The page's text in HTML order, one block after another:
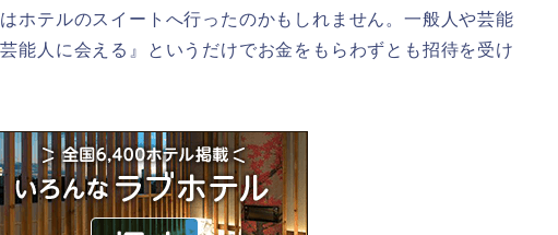
ホテルのスイートへ行ったのかもしれません。一般人や芸能
能人に会える』というだけでお金をもらわずとも招待を受け